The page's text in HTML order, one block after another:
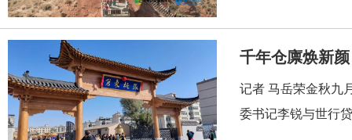
千年仓廪焕新
记者 马岳荣金秋九
委书记李锐与世行